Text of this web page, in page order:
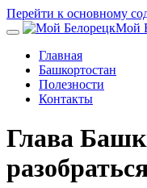
Перейти к основному
Мой
Главная
Башкортостан
Полезности
Контакты
Глава